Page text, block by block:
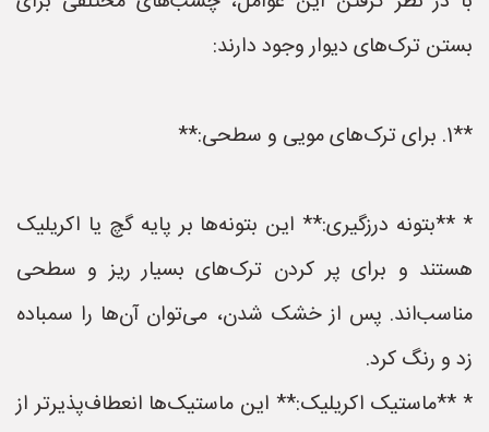
بستن ترک‌های دیوار وجود دارند:
**1. برای ترک‌های مویی و سطحی:**
* **بتونه درزگیری:** این بتونه‌ها بر پایه گچ یا اکریلیک
هستند و برای پر کردن ترک‌های بسیار ریز و سطحی
مناسب‌اند. پس از خشک شدن، می‌توان آن‌ها را سمباده
زد و رنگ کرد.
* **ماستیک اکریلیک:** این ماستیک‌ها انعطاف‌پذیرتر از